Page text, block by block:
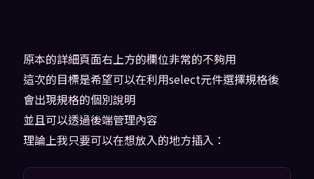
原本的詳細頁面右上方的欄位非常的不夠用
這次的目標是希望可以在利用select元件選擇規格後
會出現規格的個別說明
並且可以透過後端管理內容
理論上我只要可以在想放入的地方插入：